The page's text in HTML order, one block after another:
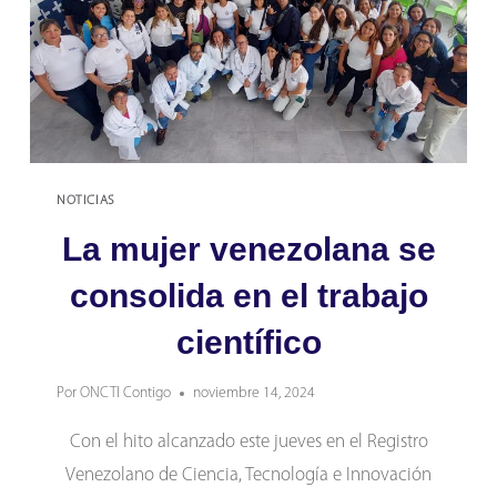
NOTICIAS
La mujer venezolana se
consolida en el trabajo
científico
Por ONCTI Contigo noviembre 14, 2024
Con el hito alcanzado este jueves en el Registro
Venezolano de Ciencia, Tecnología e Innovación